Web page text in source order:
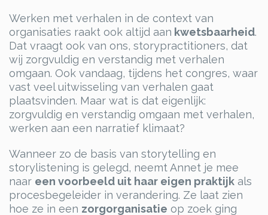
Werken met verhalen in de context van
organisaties raakt ook altijd aan kwetsbaarheid.
Dat vraagt ook van ons, storypractitioners, dat
wij zorgvuldig en verstandig met verhalen
omgaan. Ook vandaag, tijdens het congres, waar
vast veel uitwisseling van verhalen gaat
plaatsvinden. Maar wat is dat eigenlijk:
zorgvuldig en verstandig omgaan met verhalen,
werken aan een narratief klimaat?
Wanneer zo de basis van storytelling en
storylistening is gelegd, neemt Annet je mee
naar een voorbeeld uit haar eigen praktijk als
procesbegeleider in verandering. Ze laat zien
hoe ze in een zorgorganisatie op zoek ging